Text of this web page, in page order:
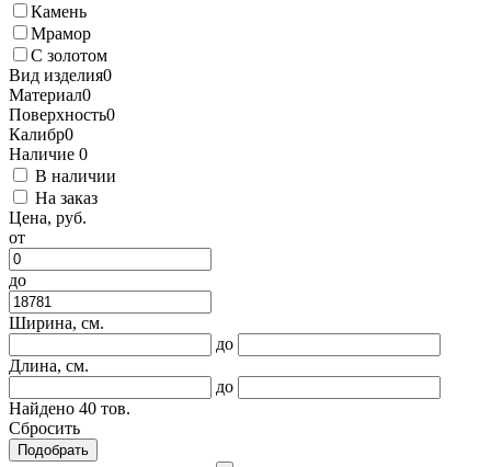
Камень
Мрамор
С золотом
Вид изделия0
Материал0
Поверхность0
Калибр0
Наличие 0
В наличии
На заказ
Цена, руб.
от
до
Ширина, см.
до
Длина, см.
до
Найдено 40 тов.
Сбросить
Подобрать